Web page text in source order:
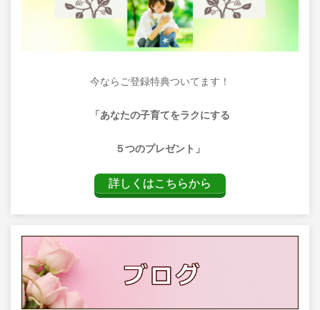
今ならご登録特典ついてます！
「あなたの子育てをラクにする
５つのプレゼント」
詳しくはこちらから